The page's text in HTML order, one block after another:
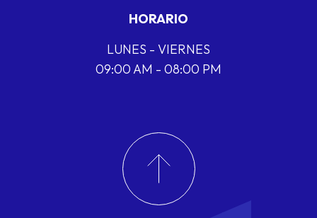
HORARIO
LUNES - VIERNES
09:00 AM - 08:00 PM